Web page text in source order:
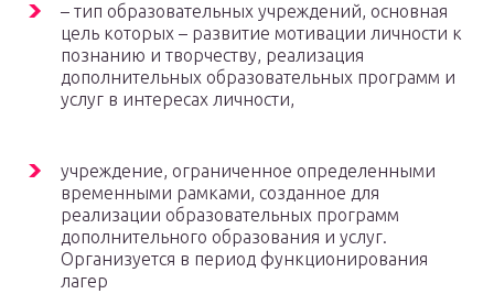
– тип образовательных учреждений, основная
цель которых – развитие мотивации личности к
познанию и творчеству, реализация
дополнительных образовательных программ и
услуг в интересах личности,
учреждение, ограниченное определенными
временными рамками, созданное для
реализации образовательных программ
дополнительного образования и услуг.
Организуется в период функционирования
лагер